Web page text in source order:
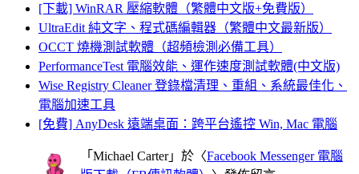
[下載] WinRAR 壓縮軟體（繁體中文版+免費版）
UltraEdit 純文字、程式碼編輯器（繁體中文最新版）
OCCT 燒機測試軟體（超頻檢測必備工具）
PerformanceTest 電腦效能、運作速度測試軟體(中文版)
Wise Registry Cleaner 登錄檔清理、重組、系統最佳化、
電腦加速工具
[免費] AnyDesk 遠端桌面：跨平台遙控 Win, Mac 電腦
「 Michael Carter」於〈Facebook Messenger 電腦